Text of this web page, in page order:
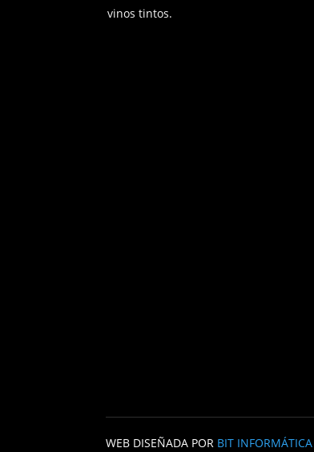
vinos tintos.
WEB DISEÑADA POR BIT INFORMÁTICA